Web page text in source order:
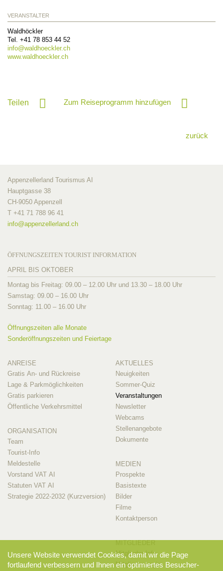
VERANSTALTER
Waldhöckler
Tel. +41 78 853 44 52
info@waldhoeckler.ch
www.waldhoeckler.ch
Teilen Zum Reiseprogramm hinzufügen
zurück
Appenzellerland Tourismus AI
Hauptgasse 38
CH-9050 Appenzell
T +41 71 788 96 41
info@appenzellerland.ch
ÖFFNUNGSZEITEN TOURIST INFORMATION
APRIL BIS OKTOBER
Montag bis Freitag: 09.00 – 12.00 Uhr und 13.30 – 18.00 Uhr
Samstag: 09.00 – 16.00 Uhr
Sonntag: 11.00 – 16.00 Uhr
Öffnungszeiten alle Monate
Sonderöffnungszeiten und Feiertage
ANREISE
Gratis An- und Rückreise
Lage & Parkmöglichkeiten
Gratis parkieren
Öffentliche Verkehrsmittel
ORGANISATION
Team
Tourist-Info
Meldestelle
Vorstand VAT AI
Statuten VAT AI
Strategie 2022-2032 (Kurzversion)
AKTUELLES
Neuigkeiten
Sommer-Quiz
Veranstaltungen
Newsletter
Webcams
Stellenangebote
Dokumente
MEDIEN
Prospekte
Basistexte
Bilder
Filme
Kontaktperson
Mitglieder-Info
Mitglieder-Login
Unsere Website verwendet Cookies, damit wir die Page
fortlaufend verbessern und Ihnen ein optimiertes Besucher-